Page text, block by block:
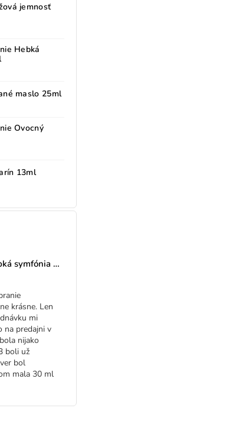
jemnosť
Hebká
maslo 25ml
Ovocný
13ml
Parfum na pranie Hebká symfónia 30ml
krásne. Len
mi
na predajni v
nijako
boli už
bol
mala 30 ml